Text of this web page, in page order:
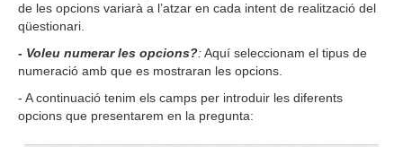
de les opcions variarà a l’atzar en cada intent de realització del
qüestionari.
- Voleu numerar les opcions?:Aquí seleccionam el tipus de
numeració amb que es mostraran les opcions.
- A continuació tenim els camps per introduir les diferents
opcions que presentarem en la pregunta: